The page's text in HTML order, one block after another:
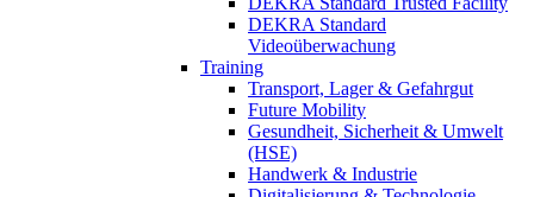
DEKRA Standard
Videoüberwachung
Training
Transport, Lager & Gefahrgut
Future Mobility
Gesundheit, Sicherheit & Umwelt
(HSE)
Handwerk & Industrie